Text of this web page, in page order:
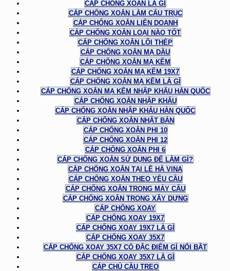
CÁP CHỐNG XOẮN LÀ GÌ
CÁP CHỐNG XOẮN LÀM CẨU TRỤC
CÁP CHỐNG XOẮN LIÊN DOANH
CÁP CHỐNG XOẮN LOẠI NÀO TỐT
CÁP CHỐNG XOẮN LÕI THÉP
CÁP CHỐNG XOẮN MẠ DẦU
CÁP CHỐNG XOẮN MẠ KẼM
CÁP CHỐNG XOẮN MẠ KẼM 19X7
CÁP CHỐNG XOẮN MẠ KẼM LÀ GÌ
CÁP CHỐNG XOẮN MẠ KẼM NHẬP KHẨU HÀN QUỐC
CÁP CHỐNG XOẮN NHẬP KHẨU
CÁP CHỐNG XOẮN NHẬP KHẨU HÀN QUỐC
CÁP CHỐNG XOẮN NHẬT BẢN
CÁP CHỐNG XOẮN PHI 10
CÁP CHỐNG XOẮN PHI 12
CÁP CHỐNG XOẮN PHI 6
CÁP CHỐNG XOẮN SỬ DỤNG ĐỂ LÀM GÌ?
CÁP CHỐNG XOẮN TẠI LÊ HÀ VINA
CÁP CHỐNG XOẮN THEO YÊU CẦU
CÁP CHỐNG XOẮN TRONG MÁY CẨU
CÁP CHỐNG XOẮN TRONG XÂY DỰNG
CÁP CHỐNG XOAY
CÁP CHỐNG XOAY 19X7
CÁP CHỐNG XOAY 19X7 LÀ GÌ
CÁP CHỐNG XOAY 35X7
CÁP CHỐNG XOAY 35X7 CÓ ĐẶC ĐIỂM GÌ NỔI BẬT
CÁP CHỐNG XOAY 35X7 LÀ GÌ
CÁP CHỦ CẦU TREO